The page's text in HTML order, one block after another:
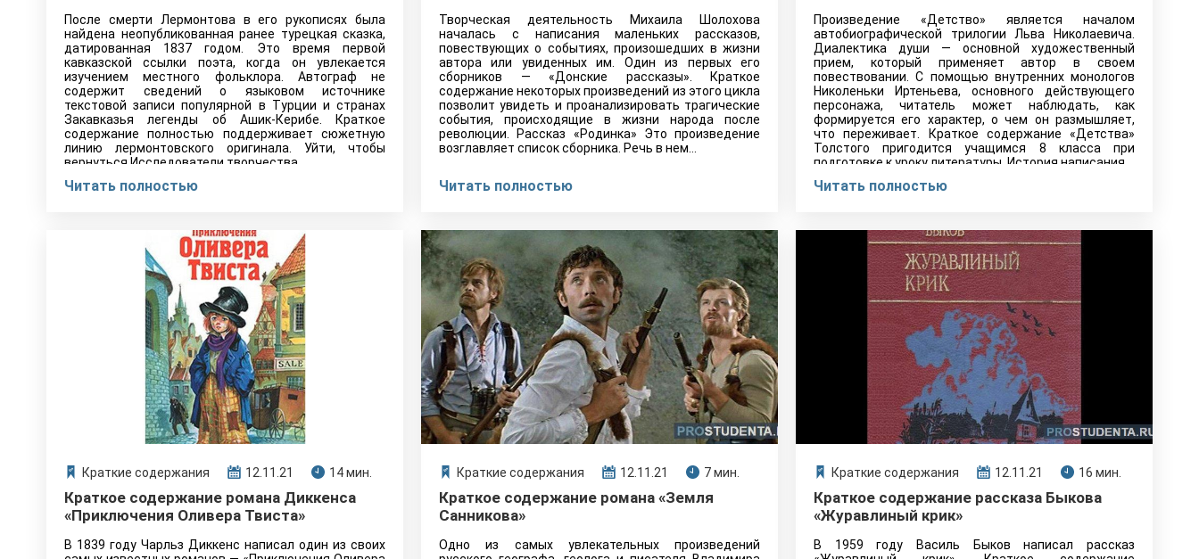
После смерти Лермонтова в его рукописях была
найдена неопубликованная ранее турецкая сказка,
датированная 1837 годом. Это время первой
кавказской ссылки поэта, когда он увлекается
изучением местного фольклора. Автограф не
содержит сведений о языковом источнике
текстовой записи популярной в Турции и странах
Закавказья легенды об Ашик-Керибе. Краткое
содержание полностью поддерживает сюжетную
линию лермонтовского оригинала. Уйти, чтобы
вернуться Исследователи творчества…
Читать полностью
Творческая деятельность Михаила Шолохова
началась с написания маленьких рассказов,
повествующих о событиях, произошедших в жизни
автора или увиденных им. Один из первых его
сборников — «Донские рассказы». Краткое
содержание некоторых произведений из этого цикла
позволит увидеть и проанализировать трагические
события, происходящие в жизни народа после
революции. Рассказ «Родинка» Это произведение
возглавляет список сборника. Речь в нем…
Читать полностью
Произведение «Детство» является началом
автобиографической трилогии Льва Николаевича.
Диалектика души — основной художественный
прием, который применяет автор в своем
повествовании. С помощью внутренних монологов
Николеньки Иртеньева, основного действующего
персонажа, читатель может наблюдать, как
формируется его характер, о чем он размышляет,
что переживает. Краткое содержание «Детства»
Толстого пригодится учащимся 8 класса при
подготовке к уроку литературы. История написания…
Читать полностью
Краткие содержания 12.11.21 14 мин.
Краткое содержание романа Диккенса
«Приключения Оливера Твиста»
В 1839 году Чарльз Диккенс написал один из своих
Краткие содержания 12.11.21 7 мин.
Краткое содержание романа «Земля
Санникова»
Одно из самых увлекательных произведений
Краткие содержания 12.11.21 16 мин.
Краткое содержание рассказа Быкова
«Журавлиный крик»
В 1959 году Василь Быков написал рассказ